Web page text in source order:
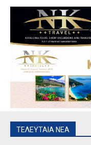
ΤΕΛΕΥΤΑΙΑ ΝΕΑ